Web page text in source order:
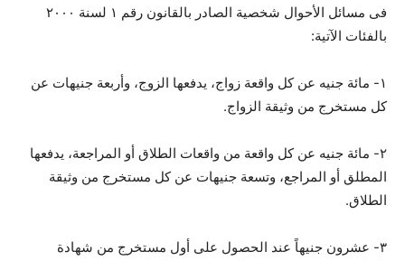
فى مسائل الأحوال شخصية الصادر بالقانون رقم ١ لسنة ٢٠٠٠
بالفئات الآتية:
١- مائة جنيه عن كل واقعة زواج، يدفعها الزوج، وأربعة جنيهات عن
كل مستخرج من وثيقة الزواج.
٢- مائة جنيه عن كل واقعة من واقعات الطلاق أو المراجعة، يدفعها
المطلق أو المراجع، وتسعة جنيهات عن كل مستخرج من وثيقة
الطلاق.
٣- عشرون جنيهاً عند الحصول على أول مستخرج من شهادة